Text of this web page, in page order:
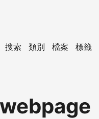
搜索 類別 檔案 標籤